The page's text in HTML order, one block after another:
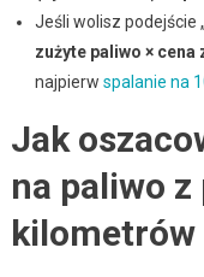
Jeśli wolisz podejście
zużyte paliwo × cena
najpierw spalanie na
Jak
na paliwo
kilometrów